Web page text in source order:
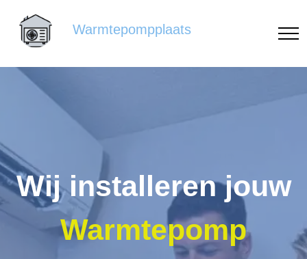
Warmtepompplaats
Wij installeren jouw
Warmtepomp